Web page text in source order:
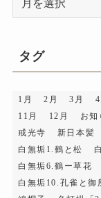
イ
ブ
タグ
1月 2月 3月 4
11月
12月 お知
戒光寺
新日本髪
白無垢1.鶴と松
白無垢6.鶴ー草花
白無垢10.孔雀と御